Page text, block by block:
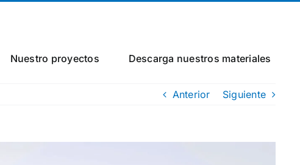
Nuestro proyectos Descarga nuestros materiales
Anterior Siguiente